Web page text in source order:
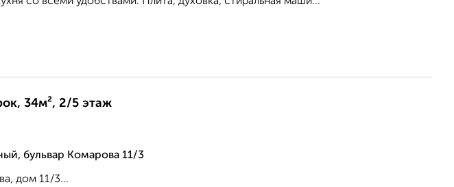
34м², 2/5 этаж
бульвар Комарова 11/3
дом 11/3...